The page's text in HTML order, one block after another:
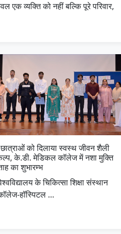
एक व्यक्ति को नहीं बल्कि पूरे परिवार,
को दिलाया स्वस्थ जीवन शैली
के.डी. मेडिकल कॉलेज में नशा मुक्ति
का शुभारम्भ
के चिकित्सा शिक्षा संस्थान
हॉस्पिटल …